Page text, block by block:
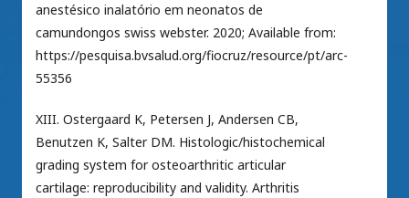
anestésico inalatório em neonatos de
camundongos swiss webster. 2020; Available from:
https://pesquisa.bvsalud.org/fiocruz/resource/pt/arc-
55356
XIII. Ostergaard K, Petersen J, Andersen CB,
Benutzen K, Salter DM. Histologic/histochemical
grading system for osteoarthritic articular
cartilage: reproducibility and validity. Arthritis